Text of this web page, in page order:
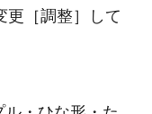
更［調整］して